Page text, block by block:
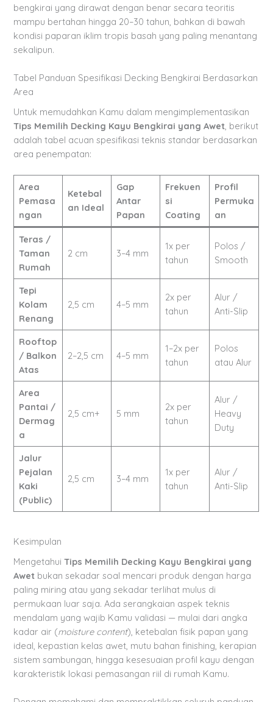
bengkirai yang dirawat dengan benar secara teoritis
mampu bertahan hingga 20–30 tahun, bahkan di bawah
kondisi paparan iklim tropis basah yang paling menantang
sekalipun.
Tabel Panduan Spesifikasi Decking Bengkirai Berdasarkan
Area
Untuk memudahkan Kamu dalam mengimplementasikan
Tips Memilih Decking Kayu Bengkirai yang Awet, berikut
adalah tabel acuan spesifikasi teknis standar berdasarkan
area penempatan:
Area
Pemasa
ngan
Ketebal
an Ideal
Gap
Antar
Papan
Frekuen
si
Coating
Profil
Permuka
an
Teras /
Taman
Rumah
2 cm 3–4 mm
1x per
tahun
Polos /
Smooth
Tepi
Kolam
Renang
2,5 cm 4–5 mm
2x per
tahun
Alur /
Anti-Slip
Rooftop
/ Balkon
Atas
2–2,5 cm 4–5 mm
1–2x per
tahun
Polos
atau Alur
Area
Pantai /
Dermag
a
2,5 cm+ 5 mm
2x per
tahun
Alur /
Heavy
Duty
Jalur
Pejalan
Kaki
(Public)
2,5 cm 3–4 mm
1x per
tahun
Alur /
Anti-Slip
Kesimpulan
MengetahuiTips Memilih Decking Kayu Bengkirai yang
Awet bukan sekadar soal mencari produk dengan harga
paling miring atau yang sekadar terlihat mulus di
permukaan luar saja. Ada serangkaian aspek teknis
mendalam yang wajib Kamu validasi — mulai dari angka
kadar air (moisture content), ketebalan fisik papan yang
ideal, kepastian kelas awet, mutu bahan finishing, kerapian
sistem sambungan, hingga kesesuaian profil kayu dengan
karakteristik lokasi pemasangan riil di rumah Kamu.